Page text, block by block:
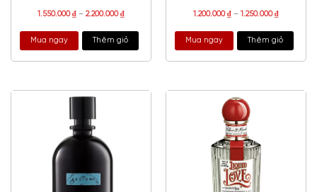
1.550.000₫ – 2.200.000₫
Mua ngay Thêm giỏ
Edition
1.200.000₫ – 1.250.000₫
Mua ngay Thêm giỏ